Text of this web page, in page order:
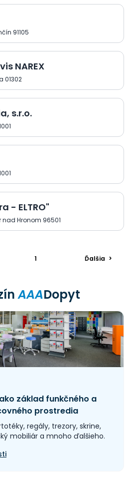
91105
NAREX
01302
s.r.o.
- ELTRO"
nad Hronom 96501
1 Ďalšia >
AAADopyt
základ funkčného a
prostredia
regály, trezory, skrine,
mobiliár a mnoho ďalšieho.